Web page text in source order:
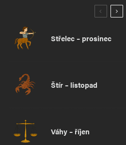
Střelec – prosinec
Štír – listopad
Váhy – říjen